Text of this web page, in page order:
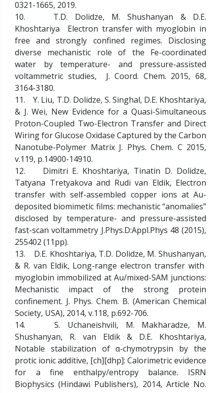
0321-1665, 2019.
10. T.D. Dolidze, M. Shushanyan & D.E.
Khoshtariya Electron transfer with myoglobin in
free and strongly confined regimes. Disclosing
diverse mechanistic role of the Fe-coordinated
water by temperature- and pressure-assisted
voltammetric studies, J. Coord. Chem. 2015, 68,
3164-3180.
11. Y. Liu, T.D. Dolidze, S. Singhal, D.E. Khoshtariya,
& J. Wei, New Evidence for a Quasi-Simultaneous
Proton-Coupled Two-Electron Transfer and Direct
Wiring for Glucose Oxidase Captured by the Carbon
Nanotube-Polymer Matrix J. Phys. Chem. C 2015,
v.119, p.14900-14910.
12. Dimitri E. Khoshtariya, Tinatin D. Dolidze,
Tatyana Tretyakova and Rudi van Eldik, Electron
transfer with self-assembled copper ions at Au-
deposited biomimetic films: mechanistic “anomalies”
disclosed by temperature- and pressure-assisted
fast-scan voltammetry J.Phys.D:Appl.Phys 48 (2015),
255402 (11pp).
13. D.E. Khoshtariya, T.D. Dolidze, M. Shushanyan,
& R. van Eldik, Long-range electron transfer with
myoglobin immobilized at Au/mixed-SAM junctions:
Mechanistic impact of the strong protein
confinement. J. Phys. Chem. B. (American Chemical
Society, USA), 2014, v.118, p.692-706.
14. S. Uchaneishvili, M. Makharadze, M.
Shushanyan, R. van Eldik & D.E. Khoshtariya,
Notable stabilization of α-chymotrypsin by the
protic ionic additive, [ch][dhp]: Calorimetric evidence
for a fine enthalpy/entropy balance. ISRN
Biophysics (Hindawi Publishers), 2014, Article No.